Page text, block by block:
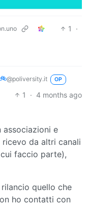
1
·
@poliversity.it OP
1 · 4 months ago
associazioni e
da altri canali
faccio parte),
quello che
ho contatti con